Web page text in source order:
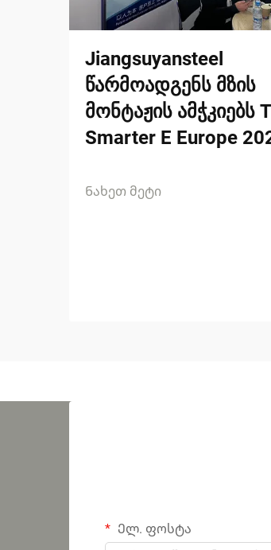
Jiangsuyansteel
წარმოადგენს მზის
მონტაჟის ამჭკიებს
Smarter E Europe
Ნახეთ მეტი
Ელ. ფოსტა